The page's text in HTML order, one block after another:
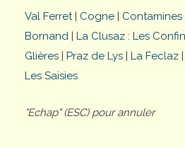
Val Ferret| Cogne |
Bornand | La Clusaz : Les
Glières | Praz de Lys | La Feclaz |
Les Saisies
"Echap" (ESC) pour annuler